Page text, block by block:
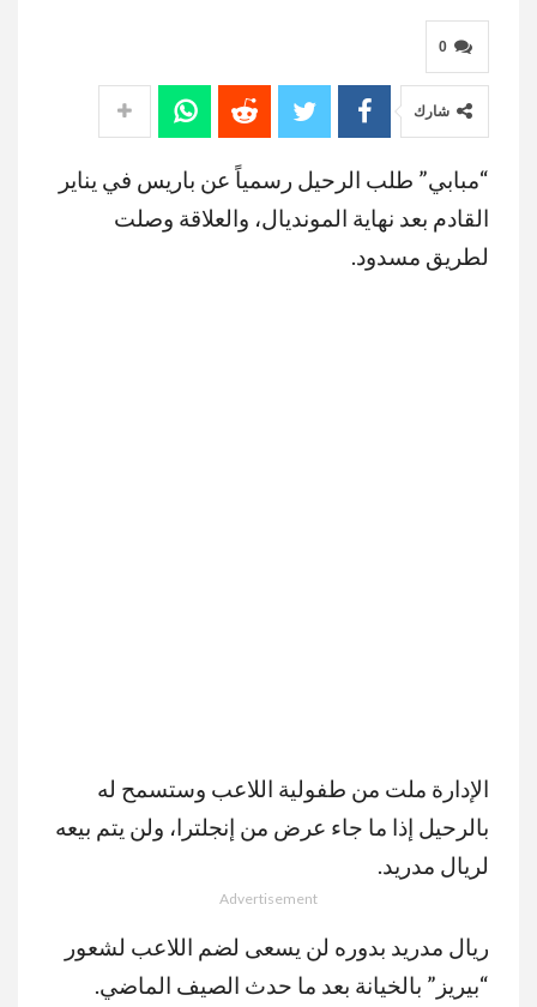
0
شارك
“مبابي” طلب الرحيل رسمياً عن باريس في يناير
القادم بعد نهاية المونديال، والعلاقة وصلت
لطريق مسدود.
الإدارة ملت من طفولية اللاعب وستسمح له
بالرحيل إذا ما جاء عرض من إنجلترا، ولن يتم بيعه
لريال مدريد.
Advertisement
ريال مدريد بدوره لن يسعى لضم اللاعب لشعور
“بيريز” بالخيانة بعد ما حدث الصيف الماضي.